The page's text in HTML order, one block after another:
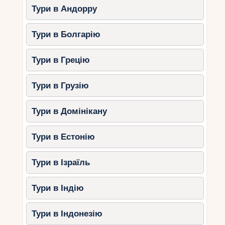
морепродуктами.
Mazagan Beach & Golf Resort – це чудове місце
для сімейного відпочинку та активного дозвілля.
Fairmont Royal Palm
Marrakech
Цей розкішний готель поєднує елегантність,
комфорт та природну гармонію. Він
розташований всього в 20 хвилинах від центру
Марракеша і пропонує відокремлений
відпочинок далеко від міської суєти.
Особливості:
панорамними краєвидами.
Поле для гольфу світового класу.
Висококласний фітнес-центр та
Тури в Андорру
Тури в Болгарію
Тури в Грецію
Тури в Грузію
Тури в Домінікану
Тури в Естонію
Тури в Ізраїль
Тури в Індію
Тури в Індонезію